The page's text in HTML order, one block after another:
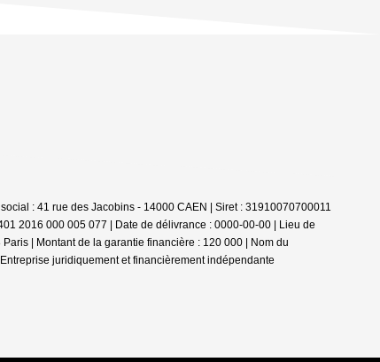
: 41 rue des Jacobins - 14000 CAEN | Siret : 31910070700011
2016 000 005 077 | Date de délivrance : 0000-00-00 | Lieu de
| Montant de la garantie financière : 120 000 | Nom du
Entreprise juridiquement et financièrement indépendante